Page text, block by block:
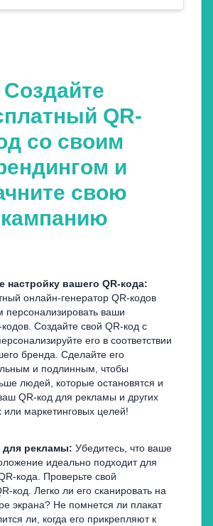
Создайте
QR-
со своим
и
свою
кампанию
настройку вашего QR-кода:
онлайн-генератор QR-кодов
персонализировать ваши
Создайте свой QR-код с
его в соответствии
бренда. Сделайте его
и подлинным, чтобы
людей, которые остановятся и
QR-код для рекламы и других
или маркетинговых целей!
для рекламы: Убедитесь, что ваше
идеально подходит для
кода. Проверьте свой
код. Легко ли его сканировать на
экрана? Не помнется ли плакат
ли, когда его прикрепляют к